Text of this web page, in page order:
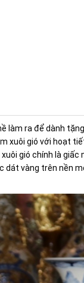
làm ra để dành
xuôi gió với hoạt
gió chính là giấc
dát vàng trên nền